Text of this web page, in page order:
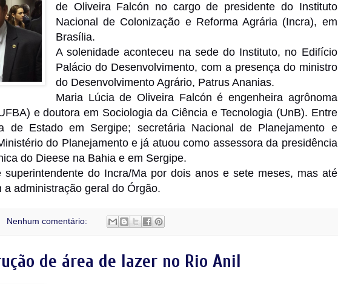
de Oliveira Falcón no cargo de presidente do Instituto
Nacional de Colonização e Reforma Agrária (Incra), em
Brasília.
A solenidade aconteceu na sede do Instituto, no Edifício
Palácio do Desenvolvimento, com a presença do ministro
do Desenvolvimento Agrário, Patrus Ananias.
Maria Lúcia de Oliveira Falcón é engenheira agrônoma
e doutora em Sociologia da Ciência e Tecnologia (UnB). Entre
de Estado em Sergipe; secretária Nacional de Planejamento e
do Planejamento e já atuou como assessora da presidência
do Dieese na Bahia e em Sergipe.
do Incra/Ma por dois anos e sete meses, mas até
administração geral do Órgão.
Nenhum comentário:
de área de lazer no Rio Anil